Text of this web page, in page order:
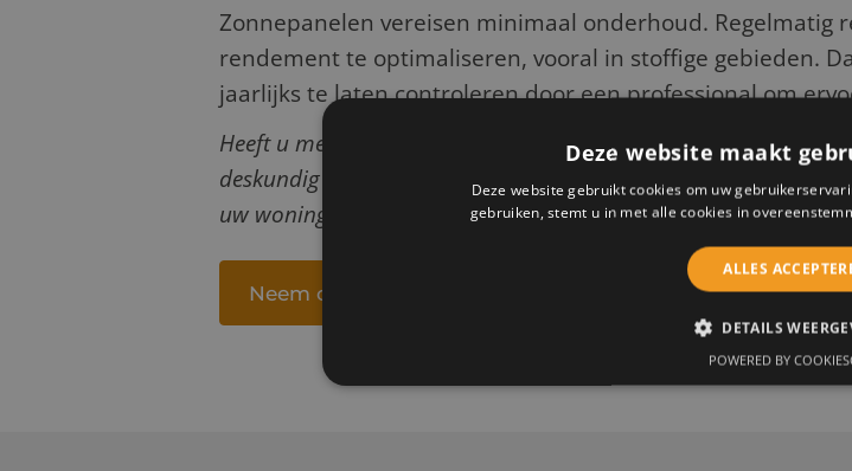
Zonnepanelen vereisen minimaal onderhoud. Regelmatig
rendement te optimaliseren, vooral in stoffige gebieden.
jaarlijks te laten controleren door een professional om
Heeft u meer vragen over zonnepanelen en hun voordelen
deskundig advies en hoogwaardige zonnepanelen. Wij staan
uw woning of bedrijf, en samen een stap te zetten naar een
Neem contact op
Deze website maakt
Deze website gebruikt cookies om uw
gebruiken, stemt u in met alle cookies in
ALLES
DETAILS
POWERED BY